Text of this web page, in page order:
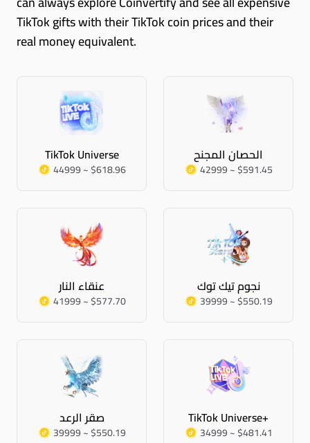
TikTok gifts with their TikTok coin prices and their
real money equivalent.
TikTok Universe
44999 ~ $618.96
الحصان المجنح
42999 ~ $591.45
عنقاء النار
41999 ~ $577.70
نجوم تيك توك
39999 ~ $550.19
صقر الرعد
39999 ~ $550.19
TikTok Universe+
34999 ~ $481.41